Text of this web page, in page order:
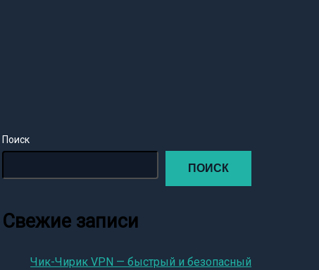
Поиск
ПОИСК
Свежие записи
Чик-Чирик VPN — быстрый и безопасный